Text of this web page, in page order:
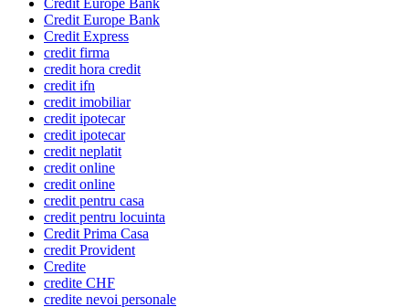
Credit Europe Bank
Credit Europe Bank
Credit Express
credit firma
credit hora credit
credit ifn
credit imobiliar
credit ipotecar
credit ipotecar
credit neplatit
credit online
credit online
credit pentru casa
credit pentru locuinta
Credit Prima Casa
credit Provident
Credite
credite CHF
credite nevoi personale